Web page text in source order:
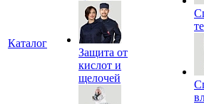
Каталог
Защита от
кислот и
щелочей